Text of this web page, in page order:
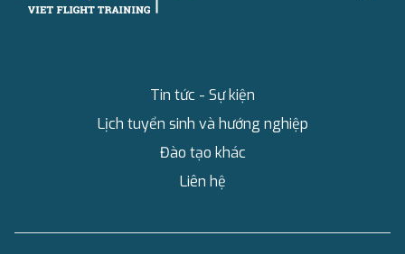
Tin tức - Sự kiện
Lịch tuyển sinh và hướng nghiệp
Đào tạo khác
Liên hệ